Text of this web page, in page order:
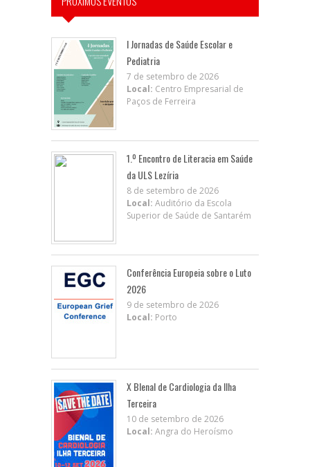
I Jornadas de Saúde Escolar e
Pediatria
7 de setembro de 2026
Local: Centro Empresarial de
Paços de Ferreira
1.º Encontro de Literacia em Saúde
da ULS Lezíria
8 de setembro de 2026
Local: Auditório da Escola
Superior de Saúde de Santarém
Conferência Europeia sobre o Luto
2026
9 de setembro de 2026
Local: Porto
X BIenal de Cardiologia da Ilha
Terceira
10 de setembro de 2026
Local: Angra do Heroísmo